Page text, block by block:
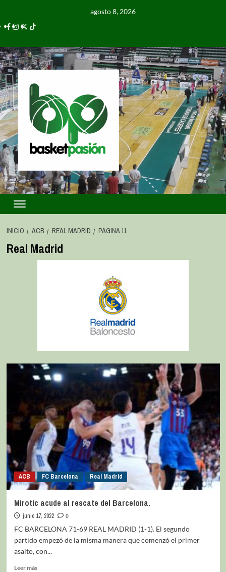
agosto 8, 2026
INICIO ACB REAL MADRID PÁGINA 11
Real Madrid
ACB FC Barcelona Real Madrid
Mirotic acude al rescate del Barcelona.
junio 17, 2022
0
FC BARCELONA 71-69 REAL MADRID (1-1). El segundo
partido empezó de la misma manera que comenzó el primer
asalto, con...
Leer más